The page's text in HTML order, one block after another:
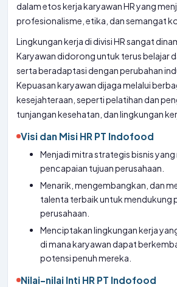
dalam etos kerja karyawan HR yang
profesionalisme, etika, dan semangat
Lingkungan kerja di divisi HR sangat
Karyawan didorong untuk terus belajar
serta beradaptasi dengan perubahan
Kepuasan karyawan dijaga melalui
kesejahteraan, seperti pelatihan dan
tunjangan kesehatan, dan lingkungan
Visi dan Misi HR PT Indofood
Menjadi mitra strategis bisnis
pencapaian tujuan perusahaan.
Menarik, mengembangkan, dan
talenta terbaik untuk mendukung
perusahaan.
Menciptakan lingkungan kerja
di mana karyawan dapat
potensi penuh mereka.
Nilai-nilai Inti HR PT Indofood